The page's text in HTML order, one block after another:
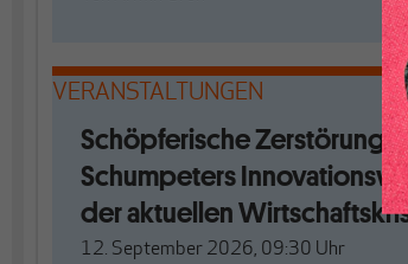
VERANSTALTUNGEN
Schöpferische Zerstörung.
Schumpeters
der aktuellen
12. September 2026, 09:30 Uhr